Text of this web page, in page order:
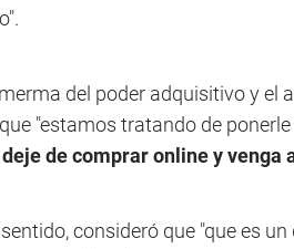
del poder adquisitivo y el
"estamos tratando de
de comprar online y venga
consideró que "que es